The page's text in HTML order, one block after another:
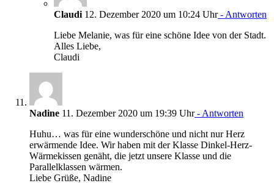
Claudi 12. Dezember 2020 um 10:24 Uhr- Antworten
Liebe Melanie, was für eine schöne Idee von der Stadt.
Alles Liebe,
Claudi
Nadine 11. Dezember 2020 um 19:39 Uhr- Antworten
Huhu… was für eine wunderschöne und nicht nur Herz
erwärmende Idee. Wir haben mit der Klasse Dinkel-Herz-
Wärmekissen genäht, die jetzt unsere Klasse und die
Parallelklassen wärmen.
Liebe Grüße, Nadine